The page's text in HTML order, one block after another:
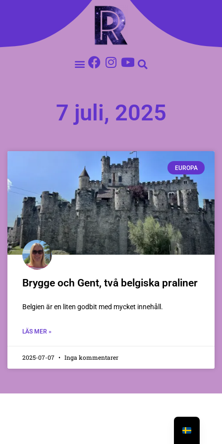
7 juli, 2025
EUROPA
Brygge och Gent, två belgiska praliner
Belgien är en liten godbit med mycket innehåll.
LÄS MER »
2025-07-07 Inga kommentarer